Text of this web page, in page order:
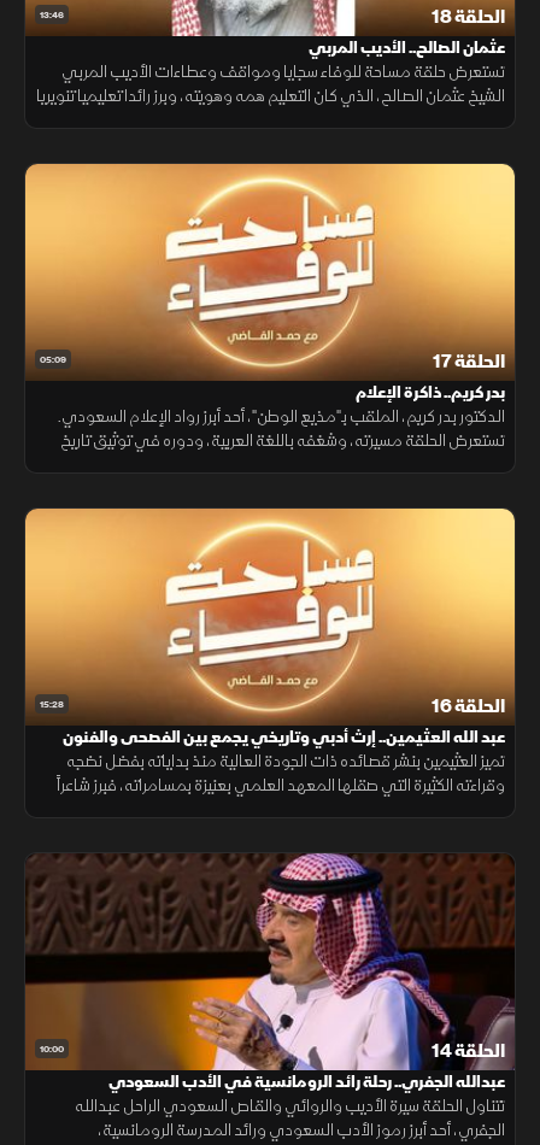
13:46 الحلقة 18
عثمان الصالح.. الأديب المربي
تستعرض حلقة مساحة للوفاء سجايا ومواقف وعطاءات الأديب المربي
الشيخ عثمان الصالح، الذي كان التعليم همه وهويته، وبرز رائدا تعليميا تنويريا
05:09 الحلقة 17
بدر كريم.. ذاكرة الإعلام
الدكتور بدر كريم، الملقب بـ"مذيع الوطن"، أحد أبرز رواد الإعلام السعودي.
تستعرض الحلقة مسيرته، وشغفه باللغة العربية، ودوره في توثيق تاريخ
15:28 الحلقة 16
عبد الله العثيمين.. إرث أدبي وتاريخي يجمع بين الفصحى والفنون
الشعبية
تميز العثيمين بنشر قصائده ذات الجودة العالية منذ بداياته بفضل نضجه
وقراءته الكثيرة التي صقلها المعهد العلمي بعنيزة بمسامراته، فبرز شاعراً
10:00 الحلقة 14
عبدالله الجفري.. رحلة رائد الرومانسية في الأدب السعودي
تتناول الحلقة سيرة الأديب والروائي والقاص السعودي الراحل عبدالله
الجفري، أحد أبرز رموز الأدب السعودي ورائد المدرسة الرومانسية،